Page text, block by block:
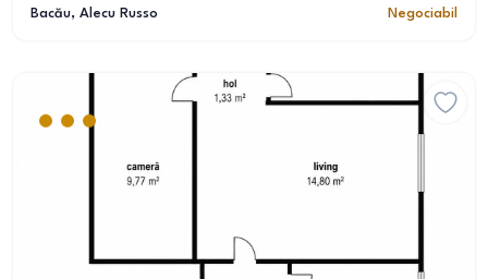
Bacău, Alecu Russo Negociabil